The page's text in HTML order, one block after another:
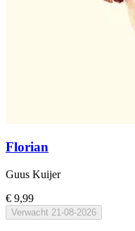
Florian
Guus Kuijer
€ 9,99
Verwacht 21-08-2026